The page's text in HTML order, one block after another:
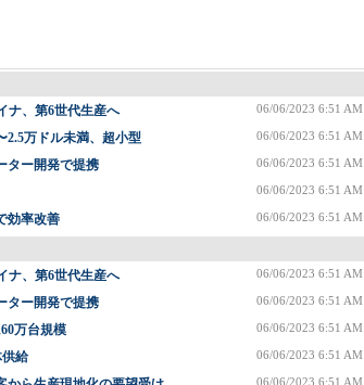
06/06/2023 6:51 AM
ナ、第6世代生産へ
06/06/2023 6:51 AM
2.5万ドル未満、超小型
06/06/2023 6:51 AM
ター開発で提携
06/06/2023 6:51 AM
06/06/2023 6:51 AM
効率改善
06/06/2023 6:51 AM
ナ、第6世代生産へ
06/06/2023 6:51 AM
ター開発で提携
06/06/2023 6:51 AM
万台規模
06/06/2023 6:51 AM
給
06/06/2023 6:51 AM